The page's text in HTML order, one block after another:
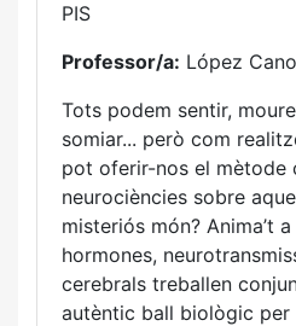
PIS
Professor/a: López
Tots podem sentir,
somiar... però com
pot oferir-nos el mètode
neurociències sobre
misteriós món? Anima’t
hormones,
cerebrals treballen
autèntic ball biològic per